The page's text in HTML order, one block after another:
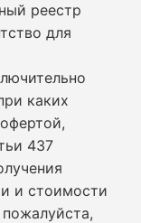
реестр
для
каких
437
и стоимости